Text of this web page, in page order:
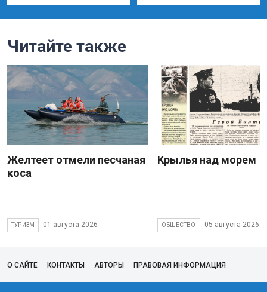
Читайте также
Желтеет отмели песчаная
коса
ТУРИЗМ 01 августа 2026
Крылья над морем
ОБЩЕСТВО 05 августа 2026
О САЙТЕ КОНТАКТЫ АВТОРЫ ПРАВОВАЯ ИНФОРМАЦИЯ